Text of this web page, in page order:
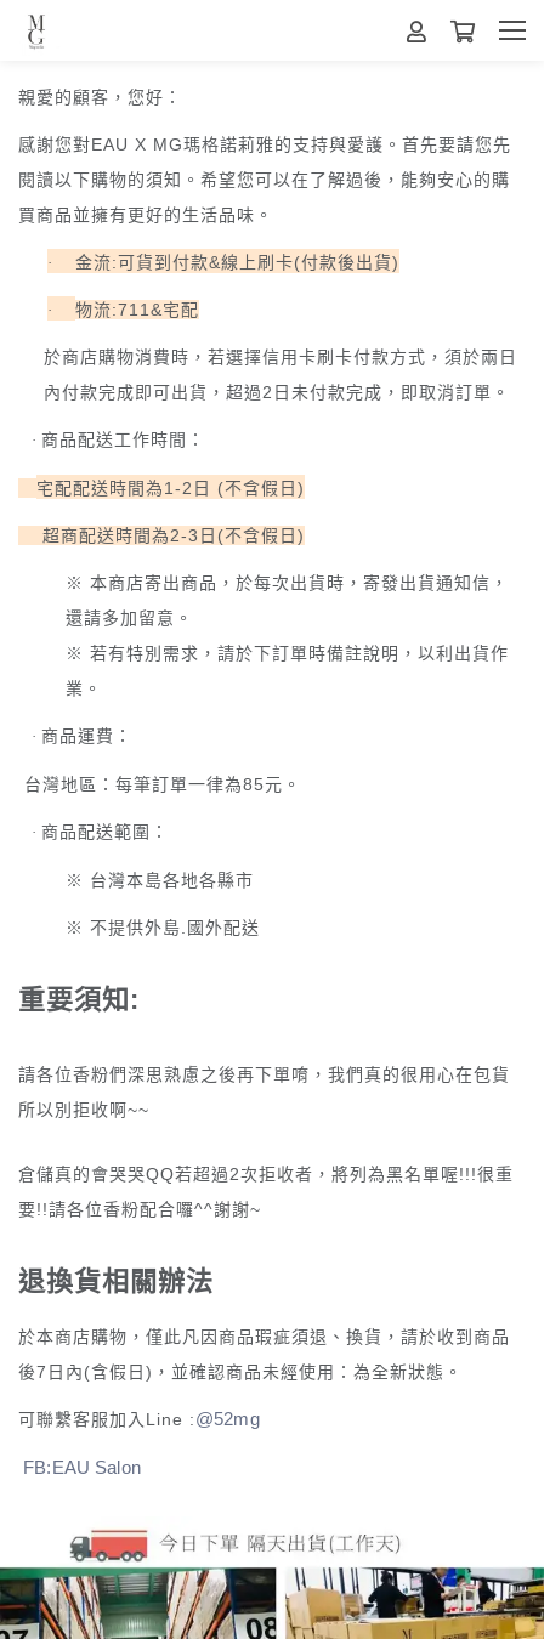
親愛的顧客，您好：
感謝您對EAU X MG瑪格諾莉雅的支持與愛護。首先要請您先
閱讀以下購物的須知。希望您可以在了解過後，能夠安心的購
買商品並擁有更好的生活品味。
· 金流:可貨到付款&線上刷卡(付款後出貨)
· 物流:711&宅配
於商店購物消費時，若選擇信用卡刷卡付款方式，須於兩日
內付款完成即可出貨，超過2 日未付款完成，即取消訂單。
· 商品配送工作時間：
宅配配送時間為1-2 日 (不含假日 )
超商配送時間為2-3 日 (不含假日 )
※ 本商店寄出商品，於每次出貨時，寄發出貨通知信，
還請多加留意。
※ 若有特別需求，請於下訂單時備註說明，以利出貨作
業。
· 商品運費：
台灣地區：每筆訂單一律為85元。
· 商品配送範圍：
※ 台灣本島各地各縣市
※ 不提供外島 國外配送
重要須知 :
請各位香粉們深思熟慮之後再下單唷，我們真的很用心在包貨
所以別拒收啊~~
倉儲真的會哭哭QQ若超過2次拒收者，將列為黑名單喔!!!很重
要!!請各位香粉配合囉^^謝謝~
退換貨相關辦法
於本商店購物，僅此凡因商品瑕疵須退、換貨，請於收到商品
後7 日內(含假日 ) ，並確認商品未經使用：為全新狀態。
可聯繫客服加入 Line :@52mg
FB:EAU Salon